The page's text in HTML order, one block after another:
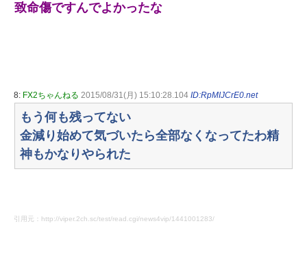
致命傷ですんでよかったな
8: FX2ちゃんねる 2015/08/31(月) 15:10:28.104 ID:RpMIJCrE0.net
もう何も残ってない
金減り始めて気づいたら全部なくなってたわ精
神もかなりやられた
引用元：http://viper.2ch.sc/test/read.cgi/news4vip/1441001283/